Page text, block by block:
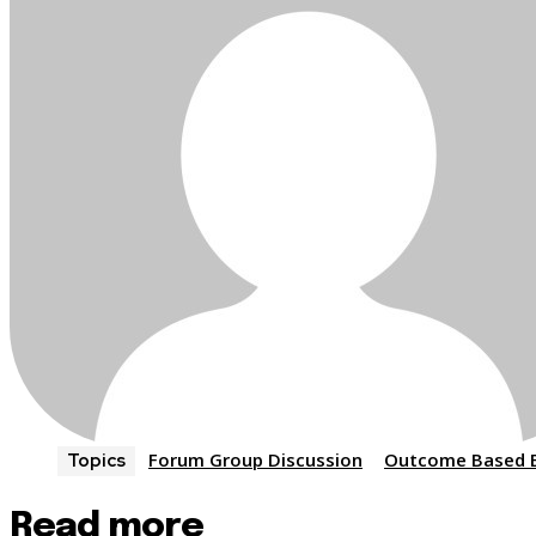
Topics Forum Group Discussion Outcome Based
Read more